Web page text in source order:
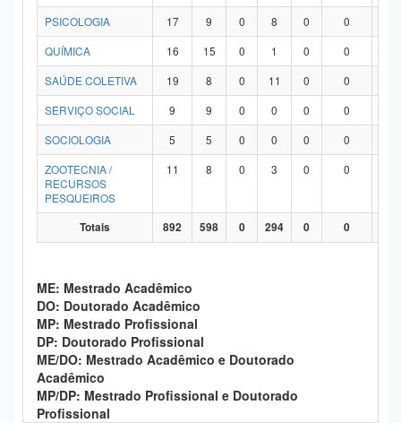
PSICOLOGIA 17 9 0 8 0 0
QUÍMICA
16 15 0 1 0 0
SAÚDE COLETIVA
19 8 0 11 0 0
SERVIÇO SOCIAL
9 9 0 0 0 0
SOCIOLOGIA
5 5 0 0 0 0
ZOOTECNIA /
RECURSOS
PESQUEIROS
11 8 0 3 0 0
Totais 892 598 0 294 0 0
ME: Mestrado Acadêmico
DO: Doutorado Acadêmico
MP: Mestrado Profissional
DP: Doutorado Profissional
ME/DO: Mestrado Acadêmico e Doutorado
Acadêmico
MP/DP: Mestrado Profissional e Doutorado
Profissional